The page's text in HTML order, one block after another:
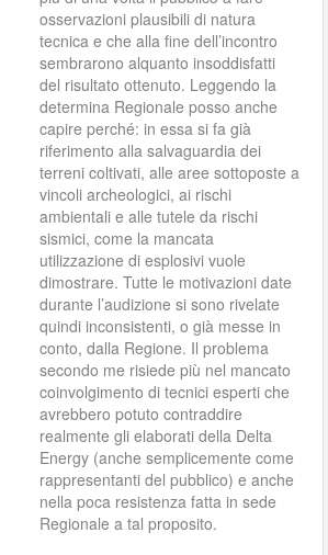
osservazioni plausibili di natura
tecnica e che alla fine dell’incontro
sembrarono alquanto insoddisfatti
del risultato ottenuto. Leggendo la
determina Regionale posso anche
capire perché: in essa si fa già
riferimento alla salvaguardia dei
terreni coltivati, alle aree sottoposte a
vincoli archeologici, ai rischi
ambientali e alle tutele da rischi
sismici, come la mancata
utilizzazione di esplosivi vuole
dimostrare. Tutte le motivazioni date
durante l’audizione si sono rivelate
quindi inconsistenti, o già messe in
conto, dalla Regione. Il problema
secondo me risiede più nel mancato
coinvolgimento di tecnici esperti che
avrebbero potuto contraddire
realmente gli elaborati della Delta
Energy (anche semplicemente come
rappresentanti del pubblico) e anche
nella poca resistenza fatta in sede
Regionale a tal proposito.